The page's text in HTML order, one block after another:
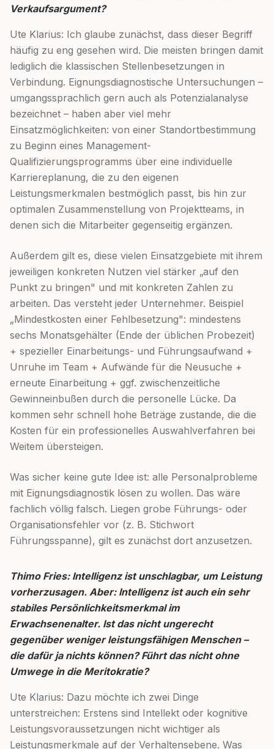
Verkaufsargument?
Ute Klarius: Ich glaube zunächst, dass dieser Begriff
häufig zu eng gesehen wird. Die meisten bringen damit
lediglich die klassischen Stellenbesetzungen in
Verbindung. Eignungsdiagnostische Untersuchungen –
umgangssprachlich gern auch als Potenzialanalyse
bezeichnet – haben aber viel mehr
Einsatzmöglichkeiten: von einer Standortbestimmung
zu Beginn eines Management-
Qualifizierungsprogramms über eine individuelle
Karriereplanung, die zu den eigenen
Leistungsmerkmalen bestmöglich passt, bis hin zur
optimalen Zusammenstellung von Projektteams, in
denen sich die Mitarbeiter gegenseitig ergänzen.
Außerdem gilt es, diese vielen Einsatzgebiete mit ihrem
jeweiligen konkreten Nutzen viel stärker „auf den
Punkt zu bringen" und mit konkreten Zahlen zu
arbeiten. Das versteht jeder Unternehmer. Beispiel
„Mindestkosten einer Fehlbesetzung": mindestens
sechs Monatsgehälter (Ende der üblichen Probezeit)
+ spezieller Einarbeitungs- und Führungsaufwand +
Unruhe im Team + Aufwände für die Neusuche +
erneute Einarbeitung + ggf. zwischenzeitliche
Gewinneinbußen durch die personelle Lücke. Da
kommen sehr schnell hohe Beträge zustande, die die
Kosten für ein professionelles Auswahlverfahren bei
Weitem übersteigen.
Was sicher keine gute Idee ist: alle Personalprobleme
mit Eignungsdiagnostik lösen zu wollen. Das wäre
fachlich völlig falsch. Liegen grobe Führungs- oder
Organisationsfehler vor (z. B. Stichwort
Führungsspanne), gilt es zunächst dort anzusetzen.
Thimo Fries: Intelligenz ist unschlagbar, um Leistung
vorherzusagen. Aber: Intelligenz ist auch ein sehr
stabiles Persönlichkeitsmerkmal im
Erwachsenenalter. Ist das nicht ungerecht
gegenüber weniger leistungsfähigen Menschen –
die dafür ja nichts können? Führt das nicht ohne
Umwege in die Meritokratie?
Ute Klarius: Dazu möchte ich zwei Dinge
unterstreichen: Erstens sind Intellekt oder kognitive
Leistungsvoraussetzungen nicht wichtiger als
Leistungsmerkmale auf der Verhaltensebene. Was